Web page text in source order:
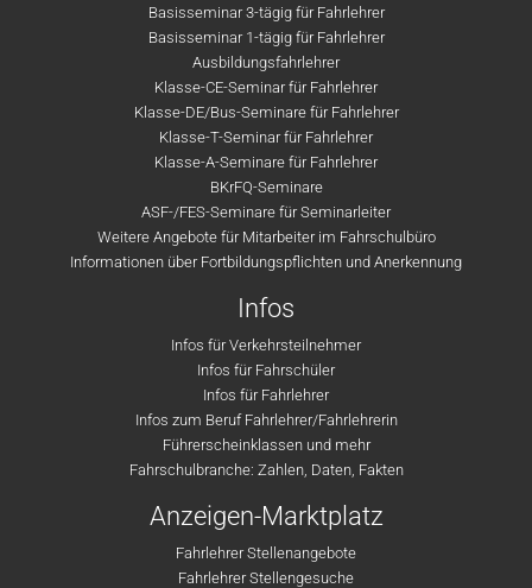
Basisseminar 3-tägig für Fahrlehrer
Basisseminar 1-tägig für Fahrlehrer
Ausbildungsfahrlehrer
Klasse-CE-Seminar für Fahrlehrer
Klasse-DE/Bus-Seminare für Fahrlehrer
Klasse-T-Seminar für Fahrlehrer
Klasse-A-Seminare für Fahrlehrer
BKrFQ-Seminare
ASF-/FES-Seminare für Seminarleiter
Weitere Angebote für Mitarbeiter im Fahrschulbüro
Informationen über Fortbildungspflichten und Anerkennung
Infos
Infos für Verkehrsteilnehmer
Infos für Fahrschüler
Infos für Fahrlehrer
Infos zum Beruf Fahrlehrer/Fahrlehrerin
Führerscheinklassen und mehr
Fahrschulbranche: Zahlen, Daten, Fakten
Anzeigen-Marktplatz
Fahrlehrer Stellenangebote
Fahrlehrer Stellengesuche